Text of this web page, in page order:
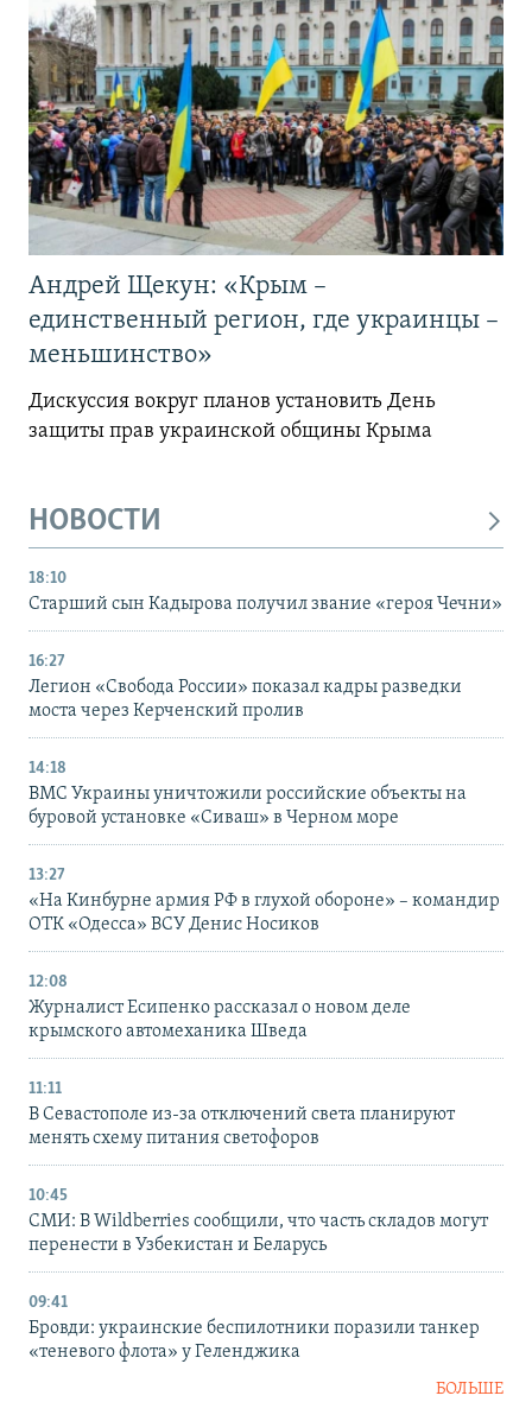
Андрей Щекун: «Крым –
единственный регион, где украинцы –
меньшинство»
Дискуссия вокруг планов установить День
защиты прав украинской общины Крыма
НОВОСТИ
18:10
Старший сын Кадырова получил звание «героя Чечни»
16:27
Легион «Свобода России» показал кадры разведки
моста через Керченский пролив
14:18
ВМС Украины уничтожили российские объекты на
буровой установке «Сиваш» в Черном море
13:27
«На Кинбурне армия РФ в глухой обороне» – командир
ОТК «Одесса» ВСУ Денис Носиков
12:08
Журналист Есипенко рассказал о новом деле
крымского автомеханика Шведа
11:11
В Севастополе из-за отключений света планируют
менять схему питания светофоров
10:45
СМИ: В Wildberries сообщили, что часть складов могут
перенести в Узбекистан и Беларусь
09:41
Бровди: украинские беспилотники поразили танкер
«теневого флота» у Геленджика
БОЛЬШЕ